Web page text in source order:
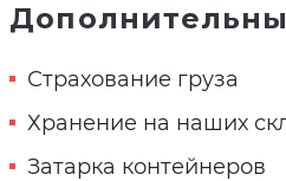
Страхование груза
Хранение на наших
Затарка контейнеров